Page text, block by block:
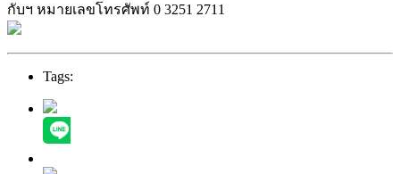
กับฯ หมายเลขโทรศัพท์ 0 3251 2711
Tags: